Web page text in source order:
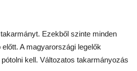
Ezekből szinte minden
A magyarországi legelők
kell. Változatos takarmányozás